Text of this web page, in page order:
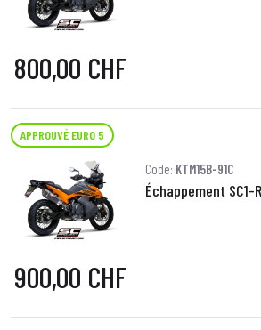
800,00 CHF
APPROUVÉ EURO 5
Code: KTM15B-91C
Échappement SC1-
900,00 CHF